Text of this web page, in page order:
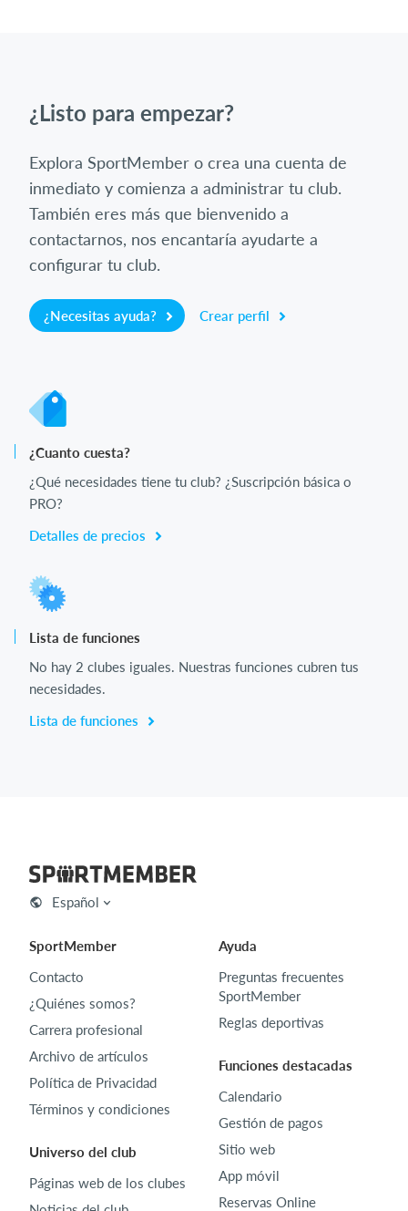
¿Listo para empezar?
Explora SportMember o crea una cuenta de
inmediato y comienza a administrar tu club.
También eres más que bienvenido a
contactarnos, nos encantaría ayudarte a
configurar tu club.
¿Necesitas ayuda? Crear perfil
¿Cuanto cuesta?
¿Qué necesidades tiene tu club? ¿Suscripción básica o
PRO?
Detalles de precios
Lista de funciones
No hay 2 clubes iguales. Nuestras funciones cubren tus
necesidades.
Lista de funciones
Español
SportMember
Contacto
¿Quiénes somos?
Carrera profesional
Archivo de artículos
Política de Privacidad
Términos y condiciones
Universo del club
Páginas web de los clubes
Ayuda
Preguntas frecuentes
SportMember
Reglas deportivas
Funciones destacadas
Calendario
Gestión de pagos
Sitio web
App móvil
Reservas Online